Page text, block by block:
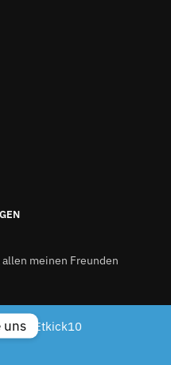
Etkick10
meinen Freunden
ETKICK.DE 2024
uns